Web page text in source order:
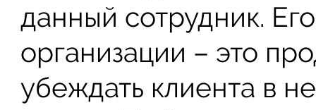
данный сотрудник.
организации – это
убеждать клиента в